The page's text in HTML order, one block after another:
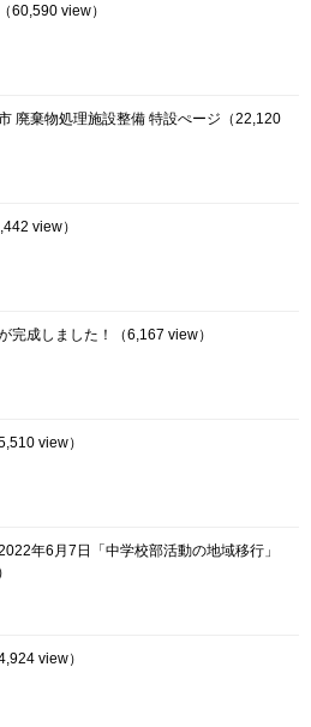
（60,590 view）
廃棄物処理施設整備 特設ぺージ （22,120
view）
完成しました！ （6,167 view）
5,510 view）
年6月7日「中学校部活動の地域移行」
4,924 view）